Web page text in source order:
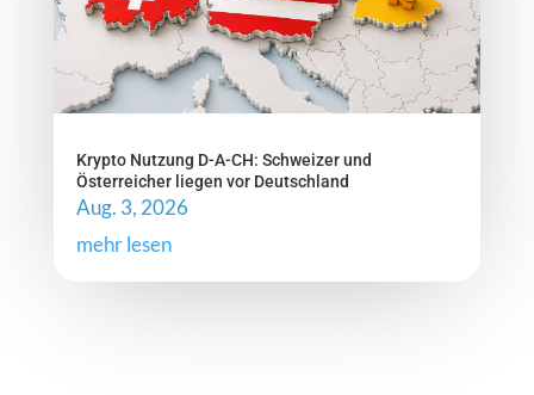
Krypto Nutzung D-A-CH: Schweizer und
Österreicher liegen vor Deutschland
Aug. 3, 2026
mehr lesen